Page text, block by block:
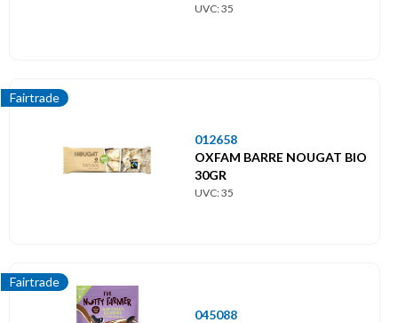
UVC: 35
Fairtrade
012658
OXFAM BARRE NOUGAT BIO
30GR
UVC: 35
Fairtrade
045088